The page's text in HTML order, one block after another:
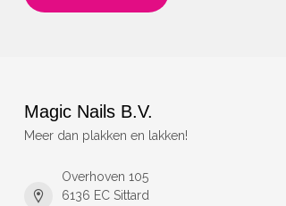
Magic Nails B.V.
Meer dan plakken en lakken!
Overhoven 105
6136 EC Sittard